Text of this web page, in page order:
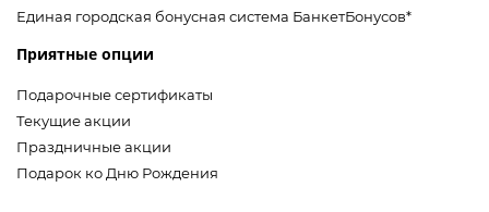
Единая городская бонусная система БанкетБонусов*
Приятные опции
Подарочные сертификаты
Текущие акции
Праздничные акции
Подарок ко Дню Рождения